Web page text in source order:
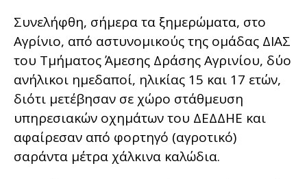
Συνελήφθη, σήμερα τα ξημερώματα, στο
Αγρίνιο, από αστυνομικούς της ομάδας ΔΙΑΣ
του Τμήματος Άμεσης Δράσης Αγρινίου, δύο
ανήλικοι ημεδαποί, ηλικίας 15 και 17 ετών,
διότι μετέβησαν σε χώρο στάθμευση
υπηρεσιακών οχημάτων του ΔΕΔΔΗΕ και
αφαίρεσαν από φορτηγό (αγροτικό)
σαράντα μέτρα χάλκινα καλώδια.